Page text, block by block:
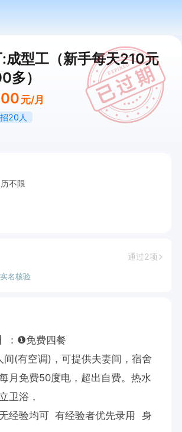
成型工（新手每天210元
多）
元/月
招20人
不限
通过2项
实名核验
：❶免费四餐
(有空调)，可提供夫妻间，宿舍
月免费50度电，超出自费。热水
卫浴，
经验均可  有经验者优先录用  身